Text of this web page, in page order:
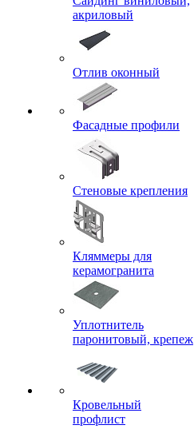
акриловый
Отлив оконный
Фасадные профили
Стеновые крепления
Кляммеры для
керамогранита
Уплотнитель
паронитовый, крепеж
Кровельный
профлист